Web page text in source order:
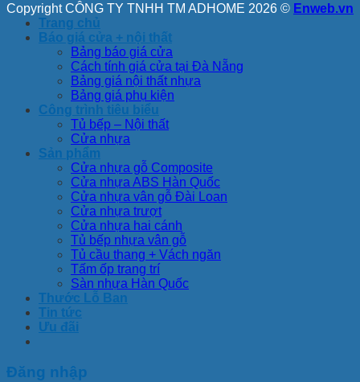
Copyright CÔNG TY TNHH TM ADHOME 2026 © Enweb.vn
Trang chủ
Báo giá cửa + nội thất
Bảng báo giá cửa
Cách tính giá cửa tại Đà Nẵng
Bảng giá nội thất nhựa
Bảng giá phụ kiện
Công trình tiêu biểu
Tủ bếp – Nội thất
Cửa nhựa
Sản phẩm
Cửa nhựa gỗ Composite
Cửa nhựa ABS Hàn Quốc
Cửa nhựa vân gỗ Đài Loan
Cửa nhựa trượt
Cửa nhựa hai cánh
Tủ bếp nhựa vân gỗ
Tủ cầu thang + Vách ngăn
Tấm ốp trang trí
Sàn nhựa Hàn Quốc
Thước Lỗ Ban
Tin tức
Ưu đãi
Đăng nhập